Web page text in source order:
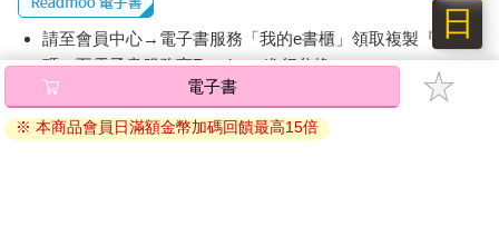
請至會員中心→電子書服務「我的e書櫃」領取複製『兌換
碼』至電子書服務商Readmoo進行兌換。
退換貨須知：
因版權保護，您在金石堂所購買的電子書僅能以金石堂專屬
電子書
※ 本商品會員日滿額金幣加碼回饋最高15倍
日